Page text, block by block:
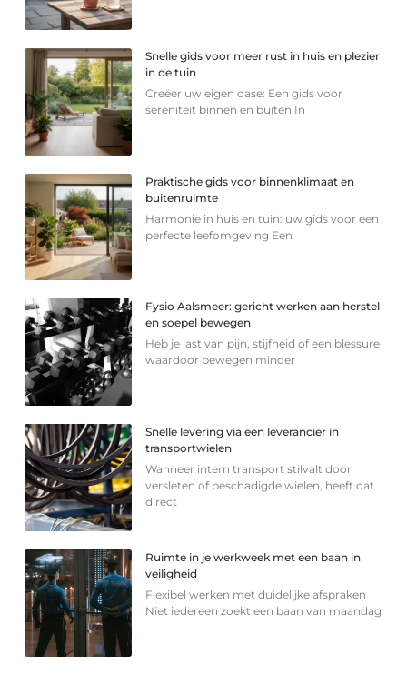
Snelle gids voor meer rust in huis en plezier
in de tuin
Creëer uw eigen oase: Een gids voor
sereniteit binnen en buiten In
Praktische gids voor binnenklimaat en
buitenruimte
Harmonie in huis en tuin: uw gids voor een
perfecte leefomgeving Een
Fysio Aalsmeer: gericht werken aan herstel
en soepel bewegen
Heb je last van pijn, stijfheid of een blessure
waardoor bewegen minder
Snelle levering via een leverancier in
transportwielen
Wanneer intern transport stilvalt door
versleten of beschadigde wielen, heeft dat
direct
Ruimte in je werkweek met een baan in
veiligheid
Flexibel werken met duidelijke afspraken
Niet iedereen zoekt een baan van maandag